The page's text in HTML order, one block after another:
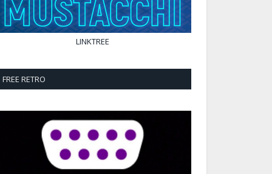
LINKTREE
FREE RETRO